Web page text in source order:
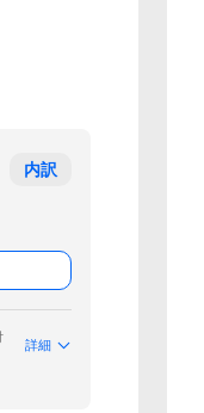
内訳
詳細